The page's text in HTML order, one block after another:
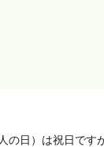
の日）は祝日です